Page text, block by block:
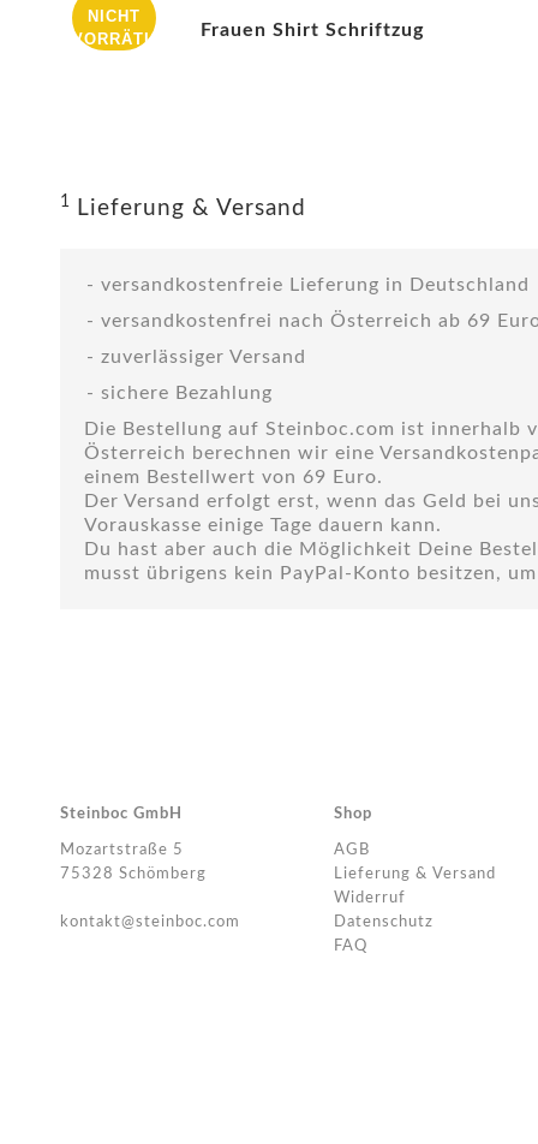
NICHT
VORRÄTIG
Frauen Shirt Schriftzug
1 Lieferung & Versand
versandkostenfreie Lieferung in Deutschland
versandkostenfrei nach Österreich ab 69
zuverlässiger Versand
sichere Bezahlung
Die Bestellung auf Steinboc.com ist innerhalb
Österreich berechnen wir eine
einem Bestellwert von 69 Euro.
Der Versand erfolgt erst, wenn das Geld bei
Vorauskasse einige Tage dauern kann.
Du hast aber auch die Möglichkeit Deine
musst übrigens kein PayPal-Konto besitzen,
Steinboc GmbH
Mozartstraße 5
75328 Schömberg
kontakt@steinboc.com
Shop
AGB
Lieferung & Versand
Widerruf
Datenschutz
FAQ